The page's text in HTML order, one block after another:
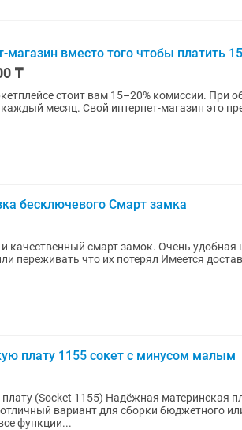
магазин вместо того чтобы платить
₸
стоит вам 15–20% комиссии. При
это прекращает. Те же товары, те
бесключевого Смарт замка
замок. Очень удобная штука. Теперь не надо с
что их потерял Имеется доставка установка за
плату 1155 сокет с минусом малым
(Socket 1155) Надёжная материнская
вариант для сборки бюджетного
функции...